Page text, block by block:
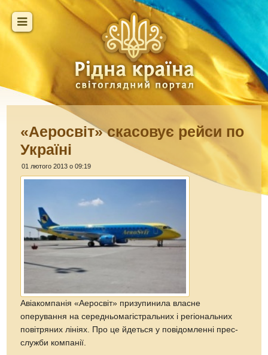
«Аеросвіт» скасовує рейси по
Україні
01 лютого 2013 о 09:19
Авіакомпанія «Аеросвіт» призупинила власне
оперування на середньомагістральних і регіональних
повітряних лініях. Про це йдеться у повідомленні прес-
служби компанії.